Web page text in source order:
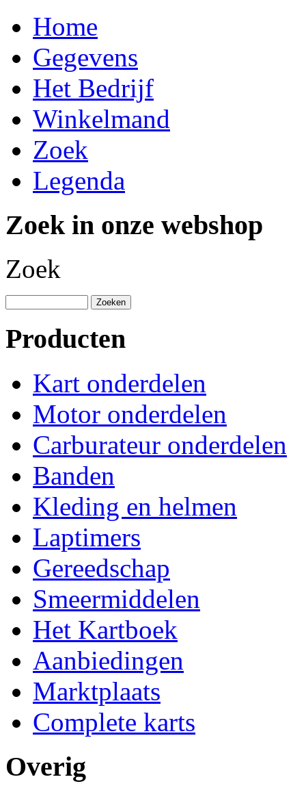
Home
Gegevens
Het Bedrijf
Winkelmand
Zoek
Legenda
Zoek in onze webshop
Zoek
Producten
Kart onderdelen
Motor onderdelen
Carburateur onderdelen
Banden
Kleding en helmen
Laptimers
Gereedschap
Smeermiddelen
Het Kartboek
Aanbiedingen
Marktplaats
Complete karts
Overig